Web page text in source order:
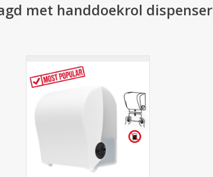
met handdoekrol dispenser
Wit
TOEVOEGEN AAN WINKELWAGEN